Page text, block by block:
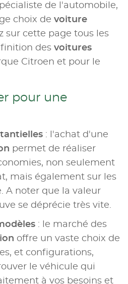
de l'automobile,
choix de voiture
sur cette page tous les
des voitures
Citroen et pour le
pour une
: l'achat d'une
permet de réaliser
non seulement
mais également sur les
A noter que la valeur
se déprécie très vite.
: le marché des
offre un vaste choix de
et configurations,
le véhicule qui
à vos besoins et